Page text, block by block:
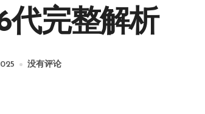
代完整解析
没有评论